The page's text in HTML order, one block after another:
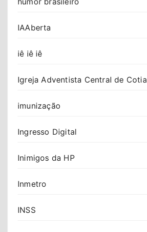
IAAberta
iê iê iê
Igreja Adventista Central de Cotia
imunização
Ingresso Digital
Inimigos da HP
Inmetro
INSS